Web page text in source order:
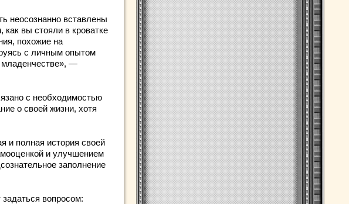
неосознанно вставлены
вы стояли в кроватке
похожие на
с личным опытом
младенчестве», —
с необходимостью
о своей жизни, хотя
и полная история своей
и улучшением
заполнение
вопросом: